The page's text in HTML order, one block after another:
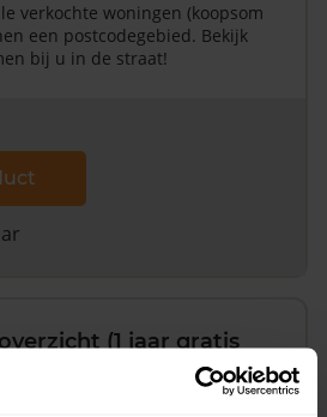
verkochte woningen (koopsom
een postcodegebied. Bekijk
bij u in de straat!
(1 jaar gratis